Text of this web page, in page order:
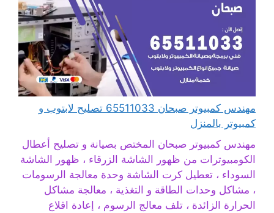
مهندس كمبيوتر صبحان 65511033 تصليح لابتوب و
كمبيوتر بالمنزل
مهندس كمبيوتر صبحان المختص بصيانة و تصليح أعطال
الكومبيوترات من ظهور الشاشة الزرقاء ، ظهور الشاشة
السوداء ، تعطيل كرت الشاشة وحدة معالجة الرسومات
، مشاكل وحدات الطاقة و التغذية ، معالجة مشاكل
الحرارة الزائدة ، تلف معالج الرسوم ، إعادة اقلاع